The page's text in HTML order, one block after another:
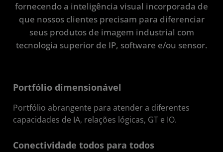
Pilha de soluções
fornecendo a inteligência visual incorporada de
que nossos clientes precisam para diferenciar
seus produtos de imagem industrial com
tecnologia superior de IP, software e/ou sensor.
Portfólio dimensionável
Portfólio abrangente para atender a diferentes
capacidades de IA, relações lógicas, GT e IO.
Conectividade todos para todos